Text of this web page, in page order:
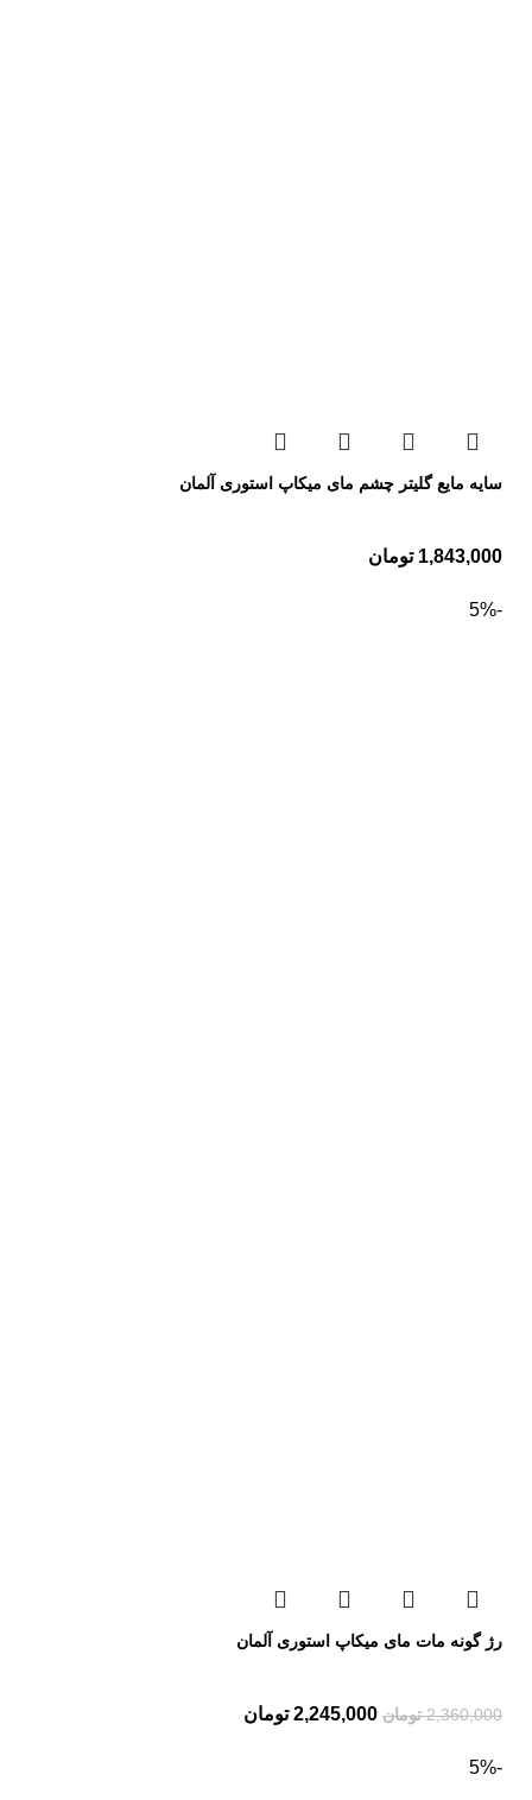
سایه مایع گلیتر چشم مای میکاپ استوری آلمان
1,843,000 تومان
-5%
رژ گونه مات مای میکاپ استوری آلمان
2,360,000 تومان 2,245,000 تومان
-5%